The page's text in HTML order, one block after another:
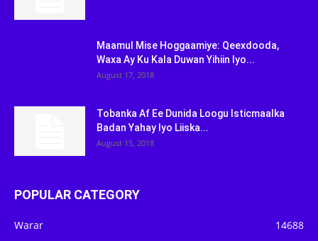
Maamul Mise Hoggaamiye: Qeexdooda,
Waxa Ay Ku Kala Duwan Yihiin Iyo...
August 17, 2018
Tobanka Af Ee Dunida Loogu Isticmaalka
Badan Yahay Iyo Liiska...
August 15, 2018
POPULAR CATEGORY
Warar
14688